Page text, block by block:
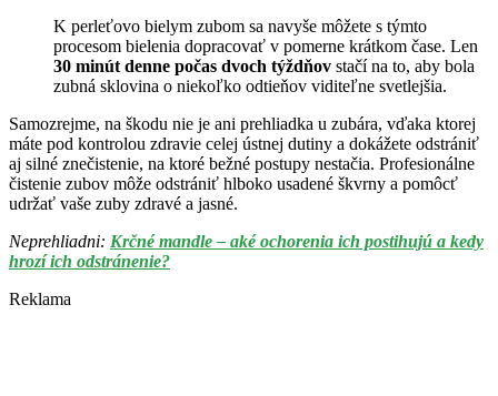
K perleťovo bielym zubom sa navyše môžete s týmto
procesom bielenia dopracovať v pomerne krátkom čase. Len
30 minút denne počas dvoch týždňov stačí na to, aby bola
zubná sklovina o niekoľko odtieňov viditeľne svetlejšia.
Samozrejme, na škodu nie je ani prehliadka u zubára, vďaka ktorej
máte pod kontrolou zdravie celej ústnej dutiny a dokážete odstrániť
aj silné znečistenie, na ktoré bežné postupy nestačia. Profesionálne
čistenie zubov môže odstrániť hlboko usadené škvrny a pomôcť
udržať vaše zuby zdravé a jasné.
Neprehliadni: Krčné mandle – aké ochorenia ich postihujú a kedy
hrozí ich odstránenie?
Reklama